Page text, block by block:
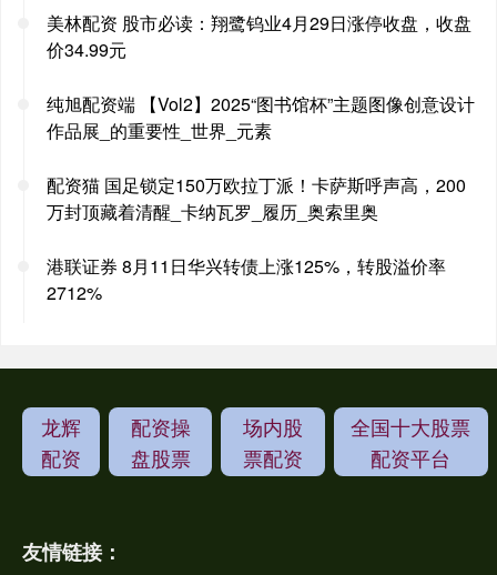
美林配资 股市必读：翔鹭钨业4月29日涨停收盘，收盘
价34.99元
纯旭配资端 【Vol2】2025“图书馆杯”主题图像创意设计
作品展_的重要性_世界_元素
配资猫 国足锁定150万欧拉丁派！卡萨斯呼声高，200
万封顶藏着清醒_卡纳瓦罗_履历_奥索里奥
港联证券 8月11日华兴转债上涨125%，转股溢价率
2712%
龙辉
配资
配资操
盘股票
场内股
票配资
全国十大股票
配资平台
友情链接：